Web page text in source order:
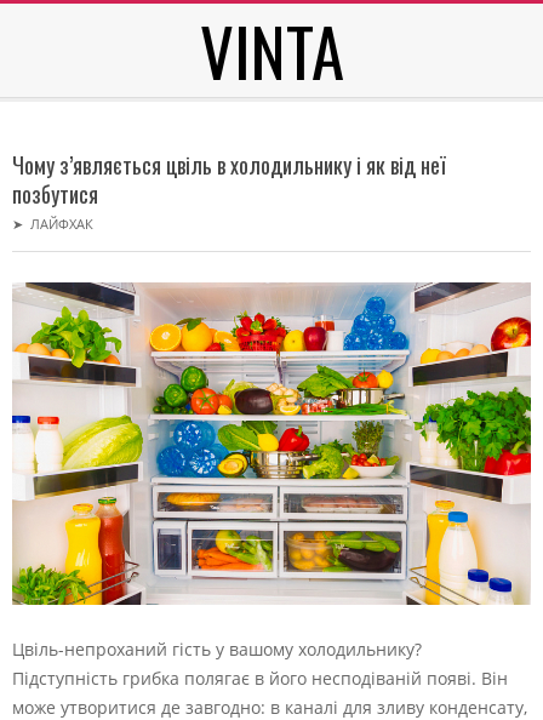
VINTA
Menu
Чому з’являється цвіль в холодильнику і як від неї
позбутися
➤ ЛАЙФХАК
Цвіль-непроханий гість у вашому холодильнику?
Підступність грибка полягає в його несподіваній появі. Він
може утворитися де завгодно: в каналі для зливу конденсату,